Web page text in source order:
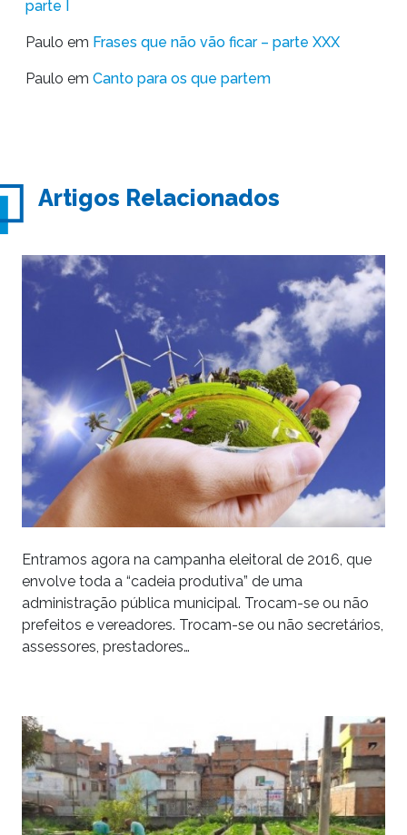
parte I
Paulo em Frases que não vão ficar – parte XXX
Paulo em Canto para os que partem
Artigos Relacionados
Entramos agora na campanha eleitoral de 2016, que
envolve toda a “cadeia produtiva” de uma
administração pública municipal. Trocam-se ou não
prefeitos e vereadores. Trocam-se ou não secretários,
assessores, prestadores…